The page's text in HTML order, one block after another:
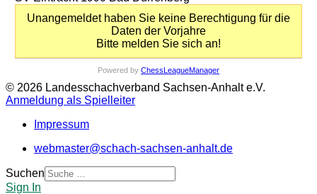
Unangemeldet haben Sie keine Berechtigung für die
Daten der Vorjahre
Bitte melden Sie sich an!
Powered by ChessLeagueManager
© 2026 Landesschachverband Sachsen-Anhalt e.V.
Anmeldung als Spielleiter
Impressum
webmaster@schach-sachsen-anhalt.de
Suchen
Sign In